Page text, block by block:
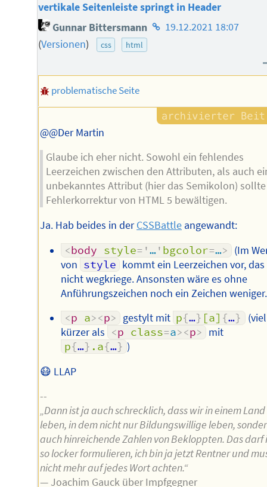
vertikale Seitenleiste springt in Header
Gunnar Bittersmann Homepage
19.12.2021 18:07
(Versionen) css html
problematische Seite
@@Der Martin
Glaube ich eher nicht. Sowohl ein fehlendes
Leerzeichen zwischen den Attributen, als auch
unbekanntes Attribut (hier das Semikolon)
Fehlerkorrektur von HTML 5 bewältigen.
Ja. Hab beides in derCSSBattle angewandt:
<body style= '…' bgcolor=…> (Im
von style kommt ein Leerzeichen vor, das
nicht wegkriege. Ansonsten wäre es ohne
Anführungszeichen noch ein Zeichen
<p a><p> gestylt mit p{…} [a] {…}
(viel
kürzer als <p class=a><p> mit
p{…} .a{…} )
😷 LLAP
--
„Dann ist ja auch schrecklich, dass wir in einem Land
leben, in dem nicht nur Bildungswillige leben,
auch hinreichende Zahlen von Bekloppten. Das darf
so locker formulieren, ich bin ja jetzt Rentner und
nicht mehr auf jedes Wort achten.“
— Joachim Gauck über Impfgegner